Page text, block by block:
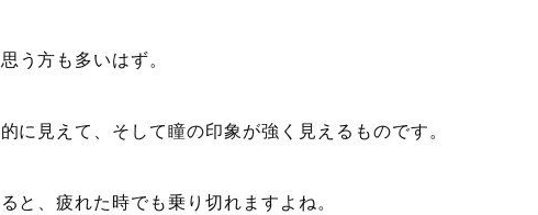
う方も多いはず。
に見えて、そして瞳の印象が強く見えるものです。
と、疲れた時でも乗り切れますよね。